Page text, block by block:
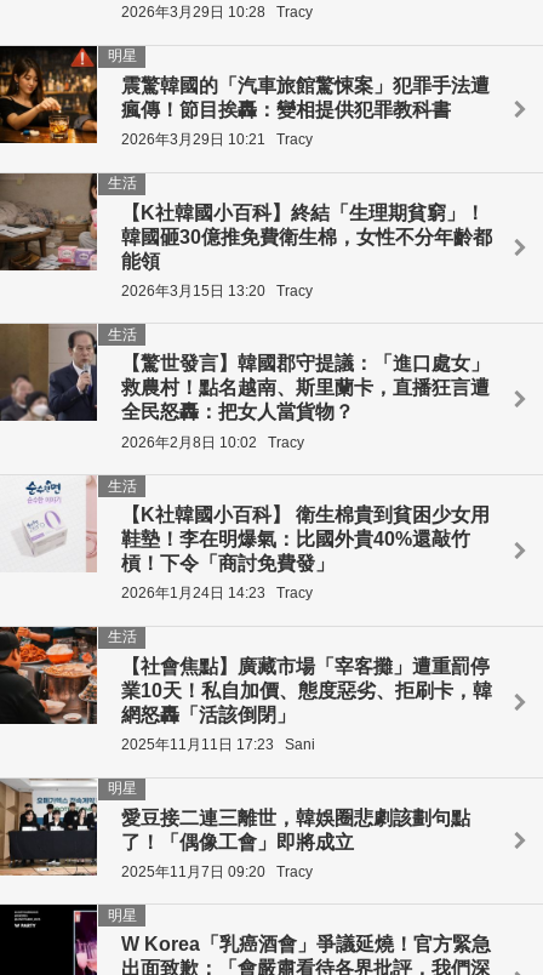
2026年3月29日 10:28 Tracy
震驚韓國的「汽車旅館驚悚案」犯罪手法遭
瘋傳！節目挨轟：變相提供犯罪教科書
明星
2026年3月29日 10:21 Tracy
【K社韓國小百科】終結「生理期貧窮」！
韓國砸30億推免費衛生棉，女性不分年齡都
能領
生活
2026年3月15日 13:20 Tracy
【驚世發言】韓國郡守提議：「進口處女」
救農村！點名越南、斯里蘭卡，直播狂言遭
全民怒轟：把女人當貨物？
生活
2026年2月8日 10:02 Tracy
【K社韓國小百科】 衛生棉貴到貧困少女用
鞋墊！李在明爆氣：比國外貴40%還敲竹
槓！下令「商討免費發」
生活
2026年1月24日 14:23 Tracy
【社會焦點】廣藏市場「宰客攤」遭重罰停
業10天！私自加價、態度惡劣、拒刷卡，韓
網怒轟「活該倒閉」
生活
2025年11月11日 17:23 Sani
愛豆接二連三離世，韓娛圈悲劇該劃句點
了！「偶像工會」即將成立
明星
2025年11月7日 09:20 Tracy
W Korea「乳癌酒會」爭議延燒！官方緊急
出面致歉：「會嚴肅看待各界批評，我們深
明星